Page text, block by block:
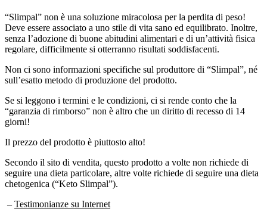
“Slimpal” non è una soluzione miracolosa per la perdita di peso!
Deve essere associato a uno stile di vita sano ed equilibrato. Inoltre,
senza l’adozione di buone abitudini alimentari e di un’attività fisica
regolare, difficilmente si otterranno risultati soddisfacenti.
Non ci sono informazioni specifiche sul produttore di “Slimpal”, né
sull’esatto metodo di produzione del prodotto.
Se si leggono i termini e le condizioni, ci si rende conto che la
“garanzia di rimborso” non è altro che un diritto di recesso di 14
giorni!
Il prezzo del prodotto è piuttosto alto!
Secondo il sito di vendita, questo prodotto a volte non richiede di
seguire una dieta particolare, altre volte richiede di seguire una dieta
chetogenica (“Keto Slimpal”).
– Testimonianze su Internet